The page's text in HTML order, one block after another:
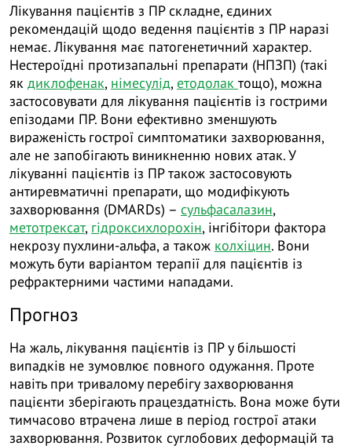
Лікування пацієнтів з ПР складне, єдиних
рекомендацій щодо ведення пацієнтів з ПР наразі
немає. Лікування має патогенетичний характер.
Нестероїдні протизапальні препарати (НПЗП) (такі
як диклофенак, німесулід, етодолак тощо), можна
застосовувати для лікування пацієнтів із гострими
епізодами ПР. Вони ефективно зменшують
вираженість гострої симптоматики захворювання,
але не запобігають виникненню нових атак. У
лікуванні пацієнтів із ПР також застосовують
антиревматичні препарати, що модифікують
захворювання (DMARDs) – сульфасалазин,
метотрексат, гідроксихлорохін, інгібітори фактора
некрозу пухлини-альфа, а також колхіцин. Вони
можуть бути варіантом терапії для пацієнтів із
рефрактерними частими нападами.
Прогноз
На жаль, лікування пацієнтів із ПР у більшості
випадків не зумовлює повного одужання. Проте
навіть при тривалому перебігу захворювання
пацієнти зберігають працездатність. Вона може бути
тимчасово втрачена лише в період гострої атаки
захворювання. Розвиток суглобових деформацій та